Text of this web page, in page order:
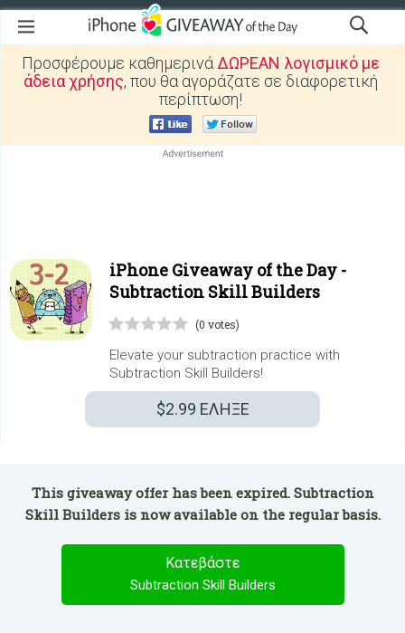
Προσφέρουμε καθημερινά ΔΩΡΕΑΝ λογισμικό με
άδεια χρήσης, που θα αγοράζατε σε διαφορετική
περίπτωση!
iPhone Giveaway of the Day -
Subtraction Skill Builders
(0 votes)
Elevate your subtraction practice with
Subtraction Skill Builders!
$2.99 ΕΛΗΞΕ
This giveaway offer has been expired. Subtraction
Skill Builders is now available on the regular basis.
Κατεβάστε
Subtraction Skill Builders